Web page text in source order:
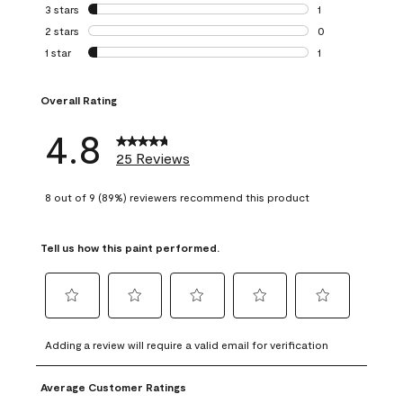
0 reviews with 4
3 stars stars
1
1 review with 3
2 stars stars
0
0 reviews with 2
1 star stars
1
Overall Rating
4.8 25 Reviews
8 out of 9 (89%) reviewers recommend this product
Tell us how this paint performed.
to
rate
the
item
to
rate
the
to
rate
the
item
to
rate
to
rate
Adding a review will require a valid email for verification
Average Customer Ratings